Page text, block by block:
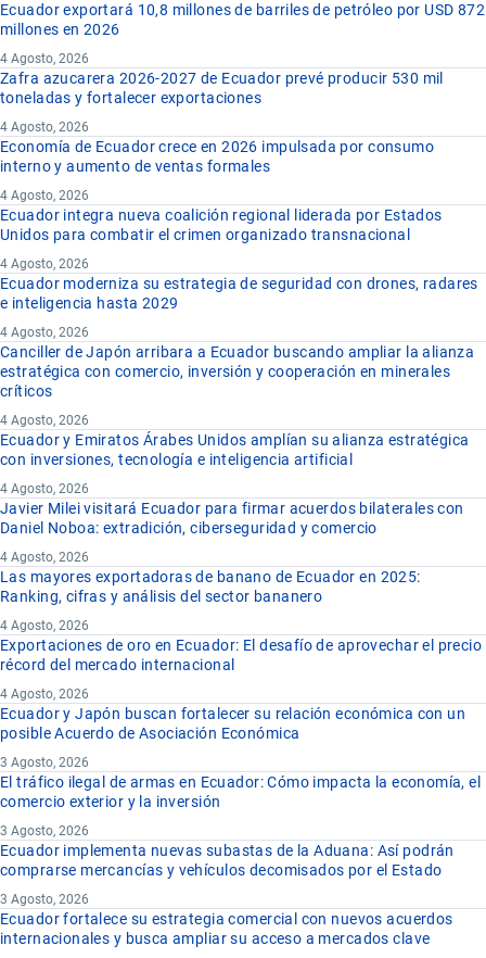
Ecuador exportará 10,8 millones de barriles de petróleo por USD 872
millones en 2026
4 Agosto, 2026
Zafra azucarera 2026-2027 de Ecuador prevé producir 530 mil
toneladas y fortalecer exportaciones
4 Agosto, 2026
Economía de Ecuador crece en 2026 impulsada por consumo
interno y aumento de ventas formales
4 Agosto, 2026
Ecuador integra nueva coalición regional liderada por Estados
Unidos para combatir el crimen organizado transnacional
4 Agosto, 2026
Ecuador moderniza su estrategia de seguridad con drones, radares
e inteligencia hasta 2029
4 Agosto, 2026
Canciller de Japón arribara a Ecuador buscando ampliar la alianza
estratégica con comercio, inversión y cooperación en minerales
críticos
4 Agosto, 2026
Ecuador y Emiratos Árabes Unidos amplían su alianza estratégica
con inversiones, tecnología e inteligencia artificial
4 Agosto, 2026
Javier Milei visitará Ecuador para firmar acuerdos bilaterales con
Daniel Noboa: extradición, ciberseguridad y comercio
4 Agosto, 2026
Las mayores exportadoras de banano de Ecuador en 2025:
Ranking, cifras y análisis del sector bananero
4 Agosto, 2026
Exportaciones de oro en Ecuador: El desafío de aprovechar el precio
récord del mercado internacional
4 Agosto, 2026
Ecuador y Japón buscan fortalecer su relación económica con un
posible Acuerdo de Asociación Económica
3 Agosto, 2026
El tráfico ilegal de armas en Ecuador: Cómo impacta la economía, el
comercio exterior y la inversión
3 Agosto, 2026
Ecuador implementa nuevas subastas de la Aduana: Así podrán
comprarse mercancías y vehículos decomisados por el Estado
3 Agosto, 2026
Ecuador fortalece su estrategia comercial con nuevos acuerdos
internacionales y busca ampliar su acceso a mercados clave